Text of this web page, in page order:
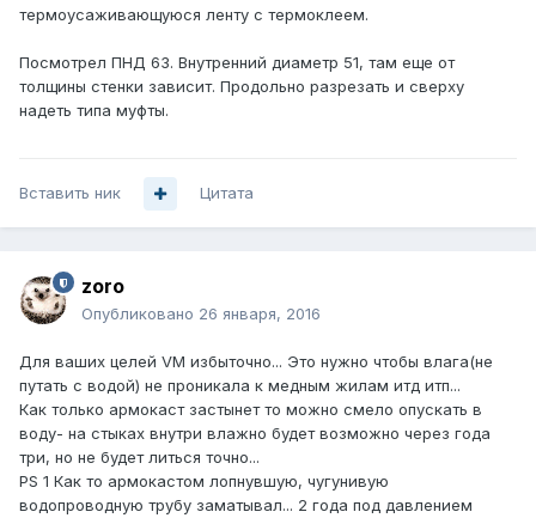
термоусаживающуюся ленту с термоклеем.
Посмотрел ПНД 63. Внутренний диаметр 51, там еще от
толщины стенки зависит. Продольно разрезать и сверху
надеть типа муфты.
Вставить ник Цитата
zoro
Опубликовано 26 января, 2016
Для ваших целей VM избыточно... Это нужно чтобы влага(не
путать с водой) не проникала к медным жилам итд итп...
Как только армокаст застынет то можно смело опускать в
воду- на стыках внутри влажно будет возможно через года
три, но не будет литься точно...
PS 1 Как то армокастом лопнувшую, чугунивую
водопроводную трубу заматывал... 2 года под давлением